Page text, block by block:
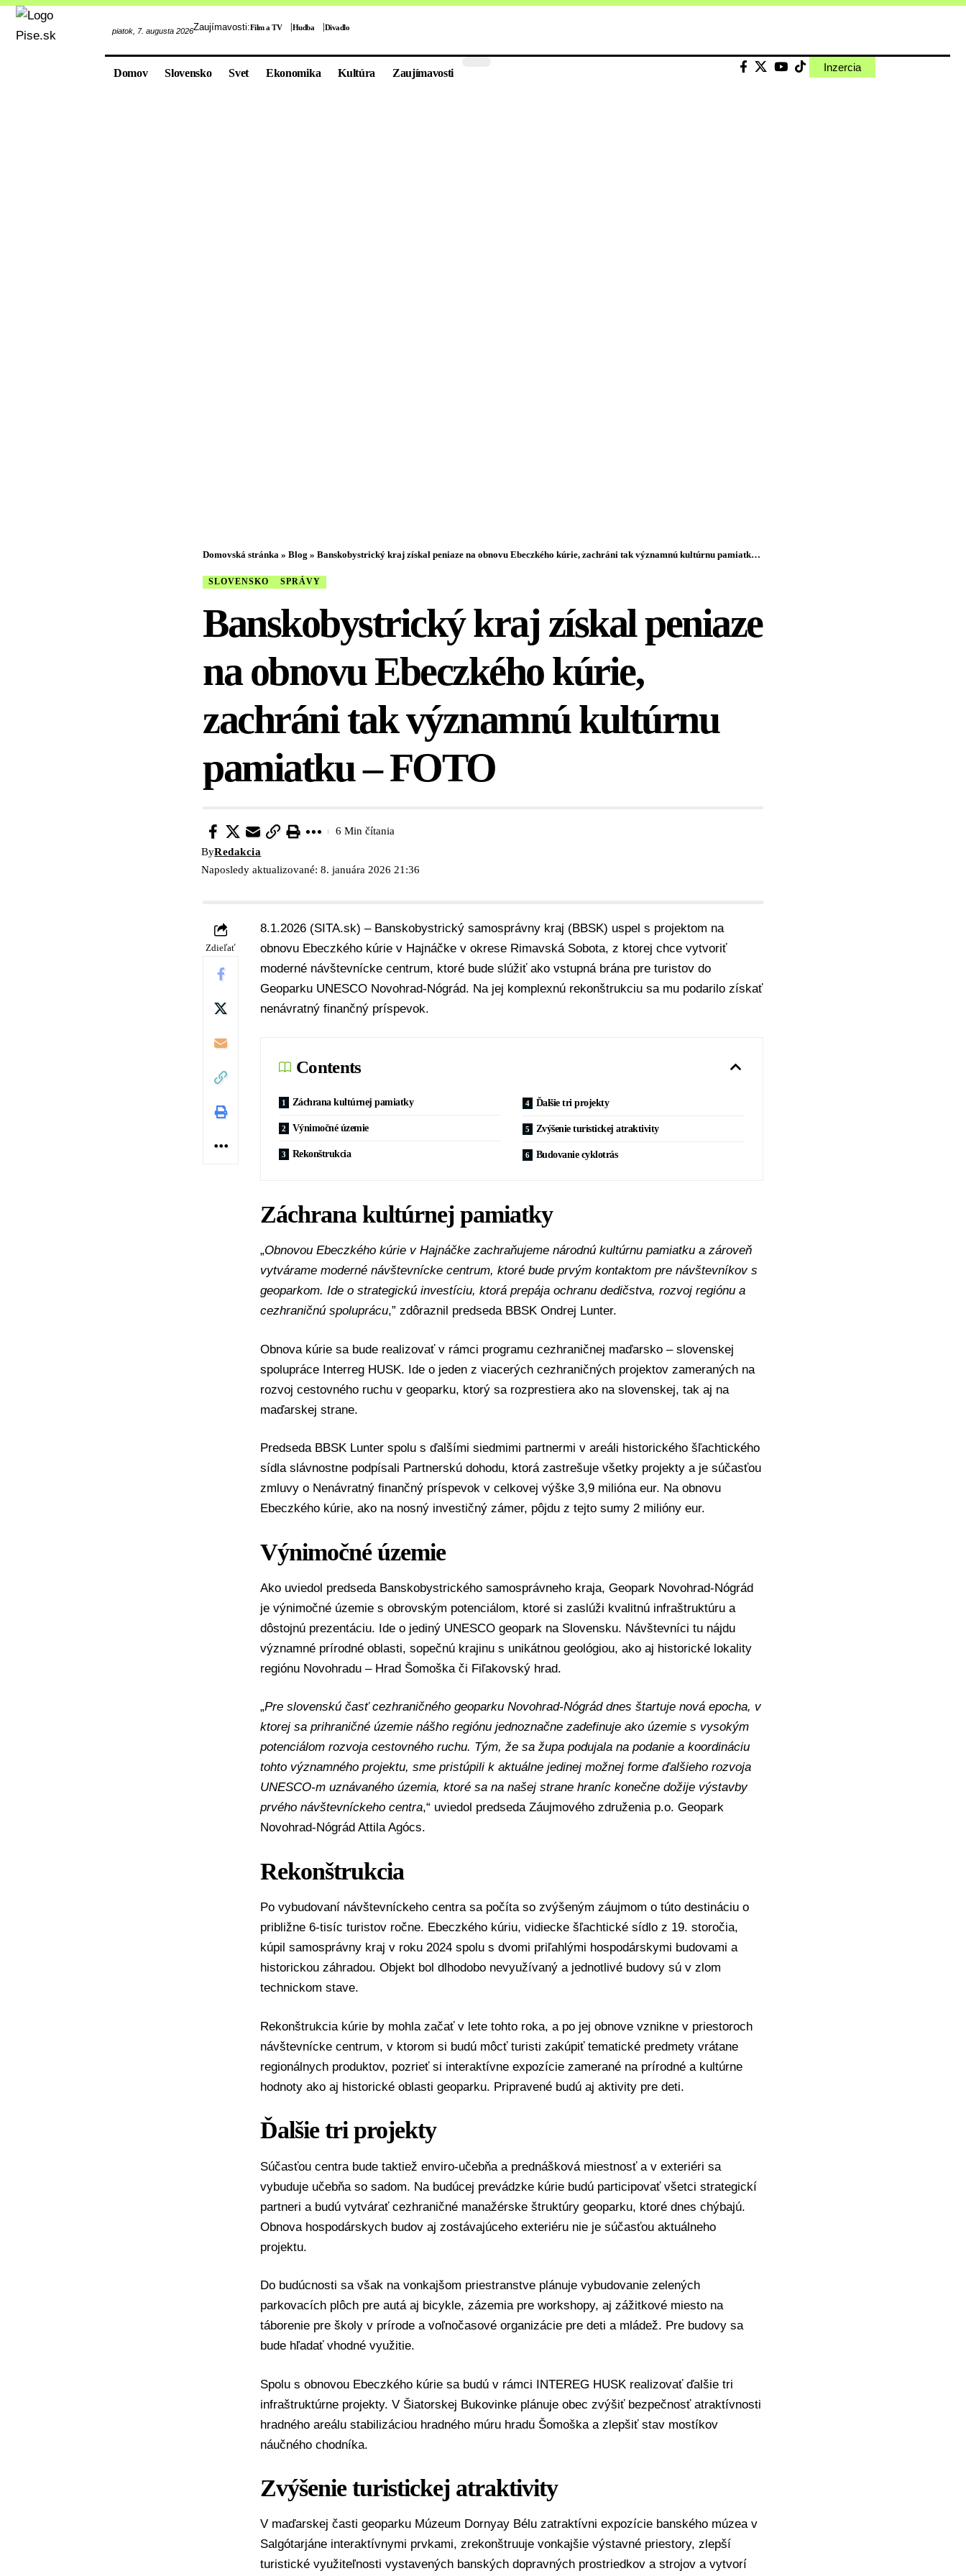
piatok, 7. augusta 2026Zaujímavosti:Film a TV Hudba Divadlo
Domov Slovensko Svet Ekonomika Kultúra Zaujímavosti Inzercia
Domovská stránka » Blog » Banskobystrický kraj získal peniaze na obnovu Ebeczkého kúrie, zachráni tak významnú kultúrnu pamiatku – FOTO
SLOVENSKO SPRÁVY
Banskobystrický kraj získal peniaze
na obnovu Ebeczkého kúrie,
zachráni tak významnú kultúrnu
pamiatku – FOTO
Naposledy aktualizované: 8. januára 2026 21:36
ByRedakcia
6 Min čítania
Zdieľať
8.1.2026 (SITA.sk) – Banskobystrický samosprávny kraj (BBSK) uspel s projektom na
obnovu Ebeczkého kúrie v Hajnáčke v okrese Rimavská Sobota, z ktorej chce vytvoriť
moderné návštevnícke centrum, ktoré bude slúžiť ako vstupná brána pre turistov do
Geoparku UNESCO Novohrad-Nógrád. Na jej komplexnú rekonštrukciu sa mu podarilo získať
nenávratný finančný príspevok.
Contents
Záchrana kultúrnej pamiatky
Výnimočné územie
Rekonštrukcia
Ďalšie tri projekty
Zvýšenie turistickej atraktivity
Budovanie cyklotrás
Záchrana kultúrnej pamiatky
„Obnovou Ebeczkého kúrie v Hajnáčke zachraňujeme národnú kultúrnu pamiatku a zároveň
vytvárame moderné návštevnícke centrum, ktoré bude prvým kontaktom pre návštevníkov s
geoparkom. Ide o strategickú investíciu, ktorá prepája ochranu dedičstva, rozvoj regiónu a
cezhraničnú spoluprácu,” zdôraznil predseda BBSK Ondrej Lunter.
Obnova kúrie sa bude realizovať v rámci programu cezhraničnej maďarsko – slovenskej
spolupráce Interreg HUSK. Ide o jeden z viacerých cezhraničných projektov zameraných na
rozvoj cestovného ruchu v geoparku, ktorý sa rozprestiera ako na slovenskej, tak aj na
maďarskej strane.
Predseda BBSK Lunter spolu s ďalšími siedmimi partnermi v areáli historického šľachtického
sídla slávnostne podpísali Partnerskú dohodu, ktorá zastrešuje všetky projekty a je súčasťou
zmluvy o Nenávratný finančný príspevok v celkovej výške 3,9 milióna eur. Na obnovu
Ebeczkého kúrie, ako na nosný investičný zámer, pôjdu z tejto sumy 2 milióny eur.
Výnimočné územie
Ako uviedol predseda Banskobystrického samosprávneho kraja, Geopark Novohrad-Nógrád
je výnimočné územie s obrovským potenciálom, ktoré si zaslúži kvalitnú infraštruktúru a
dôstojnú prezentáciu. Ide o jediný UNESCO geopark na Slovensku. Návštevníci tu nájdu
významné prírodné oblasti, sopečnú krajinu s unikátnou geológiou, ako aj historické lokality
regiónu Novohradu – Hrad Šomoška či Fiľakovský hrad.
„Pre slovenskú časť cezhraničného geoparku Novohrad-Nógrád dnes štartuje nová epocha, v
ktorej sa prihraničné územie nášho regiónu jednoznačne zadefinuje ako územie s vysokým
potenciálom rozvoja cestovného ruchu. Tým, že sa župa podujala na podanie a koordináciu
tohto významného projektu, sme pristúpili k aktuálne jedinej možnej forme ďalšieho rozvoja
UNESCO-m uznávaného územia, ktoré sa na našej strane hraníc konečne dožije výstavby
prvého návštevníckeho centra,“ uviedol predseda Záujmového združenia p.o. Geopark
Novohrad-Nógrád Attila Agócs.
Rekonštrukcia
Po vybudovaní návštevníckeho centra sa počíta so zvýšeným záujmom o túto destináciu o
približne 6-tisíc turistov ročne. Ebeczkého kúriu, vidiecke šľachtické sídlo z 19. storočia,
kúpil samosprávny kraj v roku 2024 spolu s dvomi priľahlými hospodárskymi budovami a
historickou záhradou. Objekt bol dlhodobo nevyužívaný a jednotlivé budovy sú v zlom
technickom stave.
Rekonštrukcia kúrie by mohla začať v lete tohto roka, a po jej obnove vznikne v priestoroch
návštevnícke centrum, v ktorom si budú môcť turisti zakúpiť tematické predmety vrátane
regionálnych produktov, pozrieť si interaktívne expozície zamerané na prírodné a kultúrne
hodnoty ako aj historické oblasti geoparku. Pripravené budú aj aktivity pre deti.
Ďalšie tri projekty
Súčasťou centra bude taktiež enviro-učebňa a prednášková miestnosť a v exteriéri sa
vybuduje učebňa so sadom. Na budúcej prevádzke kúrie budú participovať všetci strategickí
partneri a budú vytvárať cezhraničné manažérske štruktúry geoparku, ktoré dnes chýbajú.
Obnova hospodárskych budov aj zostávajúceho exteriéru nie je súčasťou aktuálneho
projektu.
Do budúcnosti sa však na vonkajšom priestranstve plánuje vybudovanie zelených
parkovacích plôch pre autá aj bicykle, zázemia pre workshopy, aj zážitkové miesto na
táborenie pre školy v prírode a voľnočasové organizácie pre deti a mládež. Pre budovy sa
bude hľadať vhodné využitie.
Spolu s obnovou Ebeczkého kúrie sa budú v rámci INTEREG HUSK realizovať ďalšie tri
infraštruktúrne projekty. V Šiatorskej Bukovinke plánuje obec zvýšiť bezpečnosť atraktívnosti
hradného areálu stabilizáciou hradného múru hradu Šomoška a zlepšiť stav mostíkov
náučného chodníka.
Zvýšenie turistickej atraktivity
V maďarskej časti geoparku Múzeum Dornyay Bélu zatraktívni expozície banského múzea v
Salgótarjáne interaktívnymi prvkami, zrekonštruuje vonkajšie výstavné priestory, zlepší
turistické využiteľnosti vystavených banských dopravných prostriedkov a strojov a vytvorí